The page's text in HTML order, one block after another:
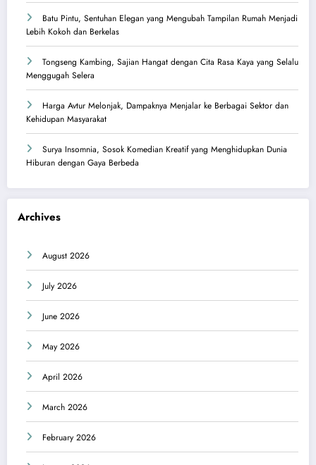
Batu Pintu, Sentuhan Elegan yang Mengubah Tampilan Rumah Menjadi
Lebih Kokoh dan Berkelas
Tongseng Kambing, Sajian Hangat dengan Cita Rasa Kaya yang Selalu
Menggugah Selera
Harga Avtur Melonjak, Dampaknya Menjalar ke Berbagai Sektor dan
Kehidupan Masyarakat
Surya Insomnia, Sosok Komedian Kreatif yang Menghidupkan Dunia
Hiburan dengan Gaya Berbeda
Archives
August 2026
July 2026
June 2026
May 2026
April 2026
March 2026
February 2026